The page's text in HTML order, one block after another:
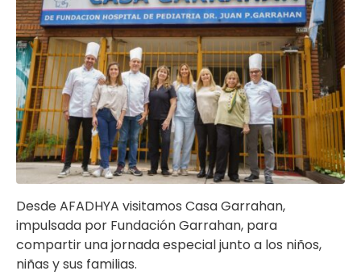
Desde AFADHYA visitamos Casa Garrahan,
impulsada por Fundación Garrahan, para
compartir una jornada especial junto a los niños,
niñas y sus familias.